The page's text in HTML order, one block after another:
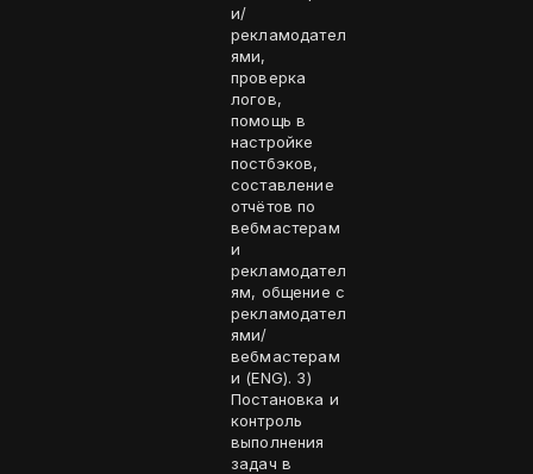
и/
рекламодател
ями,
проверка
логов,
помощь в
настройке
постбэков,
составление
отчётов по
вебмастерам
и
рекламодател
ям, общение с
рекламодател
ями/
вебмастерам
и (ENG). 3)
Постановка и
контроль
выполнения
задач в